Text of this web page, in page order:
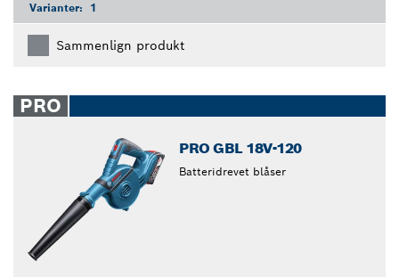
Varianter: 1
Sammenlign produkt
PRO
PRO GBL 18V-120
Batteridrevet blåser